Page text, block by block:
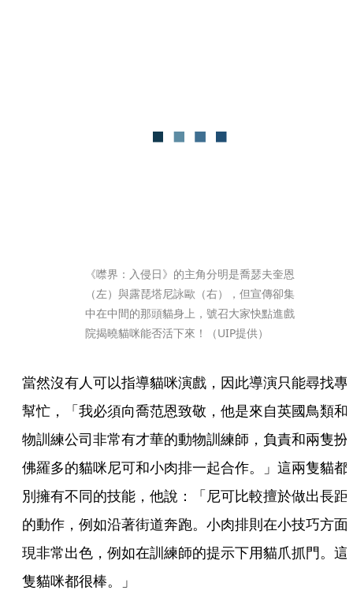
《噤界：入侵日》的主角分明是喬瑟夫奎恩
（左）與露琵塔尼詠歐（右），但宣傳卻集
中在中間的那頭貓身上，號召大家快點進戲
院揭曉貓咪能否活下來！（UIP提供）
當然沒有人可以指導貓咪演戲，因此導演只能尋找專
幫忙，「我必須向喬范恩致敬，他是來自英國鳥類和
物訓練公司非常有才華的動物訓練師，負責和兩隻扮
佛羅多的貓咪尼可和小肉排一起合作。」這兩隻貓都
別擁有不同的技能，他說：「尼可比較擅於做出長距
的動作，例如沿著街道奔跑。小肉排則在小技巧方面
現非常出色，例如在訓練師的提示下用貓爪抓門。這
隻貓咪都很棒。」